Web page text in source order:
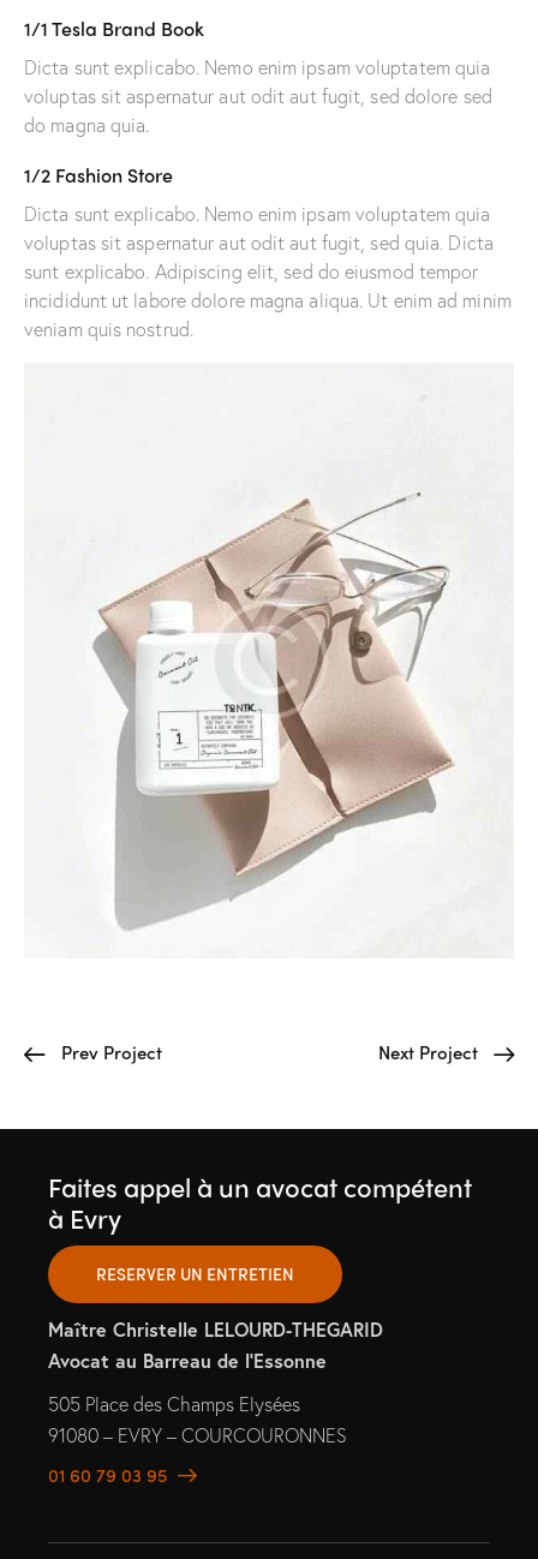
1/1 Tesla Brand Book
Dicta sunt explicabo. Nemo enim ipsam voluptatem quia
voluptas sit aspernatur aut odit aut fugit, sed dolore sed
do magna quia.
1/2 Fashion Store
Dicta sunt explicabo. Nemo enim ipsam voluptatem quia
voluptas sit aspernatur aut odit aut fugit, sed quia. Dicta
sunt explicabo. Adipiscing elit, sed do eiusmod tempor
incididunt ut labore dolore magna aliqua. Ut enim ad minim
veniam quis nostrud.
Prev Project Next Project
Faites appel à un avocat compétent
à Evry
RESERVER UN ENTRETIEN
Maître Christelle LELOURD-THEGARID
Avocat au Barreau de l’Essonne
505 Place des Champs Elysées
91080 – EVRY – COURCOURONNES
01 60 79 03 95